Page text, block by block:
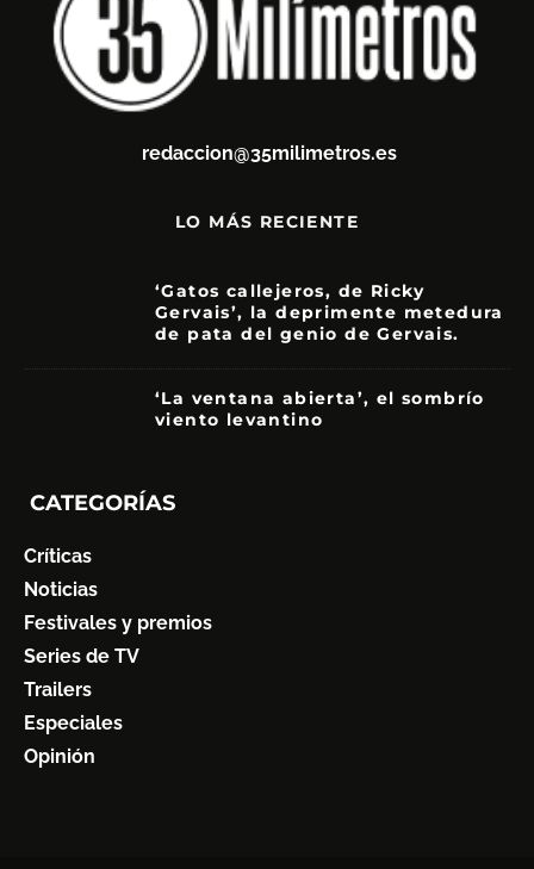
redaccion@35milimetros.es
LO MÁS RECIENTE
‘Gatos callejeros, de Ricky
Gervais’, la deprimente metedura
de pata del genio de Gervais.
‘La ventana abierta’, el sombrío
viento levantino
CATEGORÍAS
Críticas
Noticias
Festivales y premios
Series de TV
Trailers
Especiales
Opinión